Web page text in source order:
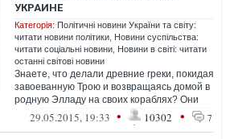
УКРАИНЕ
Категорія: Політичні новини України та світу:
читати новини політики Новини суспільства:
читати соціальні новини Новини в світі: читати
останні світові новини
Знаете, что делали древние греки, покидая
завоеванную Трою и возвращаясь домой в
родную Элладу на своих кораблях? Они
выкрикивали имена погибших товар...
29.05.2015, 19:33 • 10302 • 7